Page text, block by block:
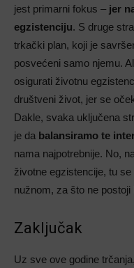
jest primarni fokus – jer
egzistenciju. S druge
trkački plan, koji je
posvećeni samo njemu.
osigurati životnu
društveni život, jer se
Dakle, svaka uključena
je da balansiramo te
nama najpotrebnije. No,
životne egzistencije, tu
nužnom, za što ne
Zaključak
Uz sve ove godine